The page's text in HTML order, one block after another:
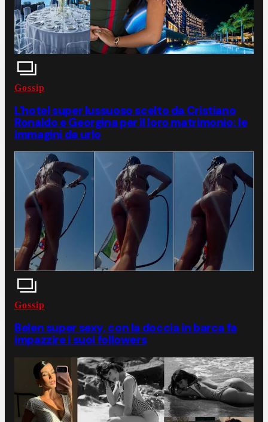
Gossip
L'hotel super lussuoso scelto da Cristiano
Ronaldo e Georgina per il loro matrimonio: le
immagini da urlo
Gossip
Belen super sexy, con la doccia in barca fa
impazzire i suoi followers